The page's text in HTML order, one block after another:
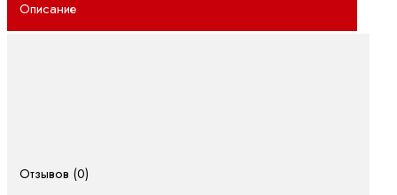
линия
Описание
Отзывов (0)